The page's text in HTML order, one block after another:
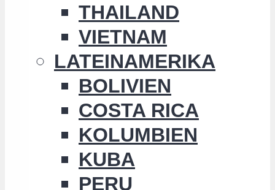
THAILAND
VIETNAM
LATEINAMERIKA
BOLIVIEN
COSTA RICA
KOLUMBIEN
KUBA
PERU